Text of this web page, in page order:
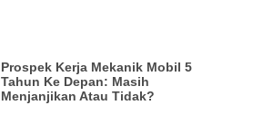
Prospek Kerja Mekanik Mobil 5
Tahun Ke Depan: Masih
Menjanjikan Atau Tidak?